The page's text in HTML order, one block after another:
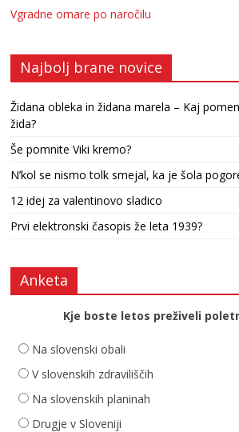
Vgradne omare po naročilu
Najbolj brane novice
Židana obleka in židana marela – Kaj
žida?
Še pomnite Viki kremo?
N’kol se nismo tolk smejal, ka je šola
12 idej za valentinovo sladico
Prvi elektronski časopis že leta 1939?
Anketa
Kje boste letos preživeli
Na slovenski obali
V slovenskih zdraviliščih
Na slovenskih planinah
Drugje v Sloveniji